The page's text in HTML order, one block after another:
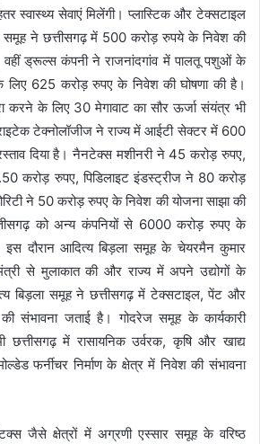
स्वास्थ्य सेवाएं मिलेंगी। प्लास्टिक और टेक्सटाइल
ने छत्तीसगढ़ में 500 करोड़ रुपये के निवेश की
वहीं ड्रूल्स कंपनी ने राजनांदगांव में पालतू पशुओं के
लिए 625 करोड़ रुपए के निवेश की घोषणा की है।
करने के लिए 30 मेगावाट का सौर ऊर्जा संयंत्र भी
टेक्नोलॉजीज ने राज्य में आईटी सेक्टर में 600
दिया है। नैनटेक्स मशीनरी ने 45 करोड़ रुपए,
करोड़ रुपए, पिडिलाइट इंडस्ट्रीज ने 80 करोड़
ने 50 करोड़ रुपए के निवेश की योजना साझा की
को अन्य कंपनियों से 6000 करोड़ रुपए के
दौरान आदित्य बिड़ला समूह के चेयरमैन कुमार
से मुलाकात की और राज्य में अपने उद्योगों के
बिड़ला समूह ने छत्तीसगढ़ में टेक्सटाइल, पेंट और
संभावना जताई है। गोदरेज समूह के कार्यकारी
छत्तीसगढ़ में रासायनिक उर्वरक, कृषि और खाद्य
फर्नीचर निर्माण के क्षेत्र में निवेश की संभावना
जैसे क्षेत्रों में अग्रणी एस्सार समूह के वरिष्ठ